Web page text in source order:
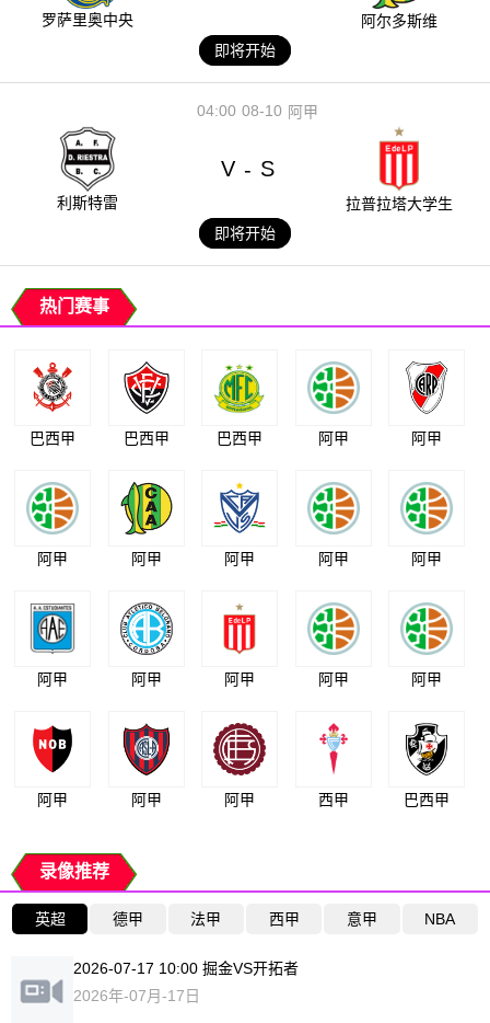
罗萨里奥中央
阿尔多斯维
即将开始
08-10
04:00 阿甲
利斯特雷
V - S
拉普拉塔大学生
即将开始
热门赛事
巴西甲 巴西甲 巴西甲 阿甲 阿甲
阿甲 阿甲 阿甲 阿甲 阿甲
阿甲 阿甲 阿甲 阿甲 阿甲
阿甲 阿甲 阿甲 西甲 巴西甲
录像推荐
英超 德甲 法甲 西甲 意甲 NBA
2026-07-17 10:00 掘金VS开拓者
2026年-07月-17日